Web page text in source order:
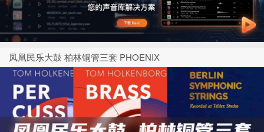
凤凰民乐大鼓 柏林铜管三套 PHOENIX